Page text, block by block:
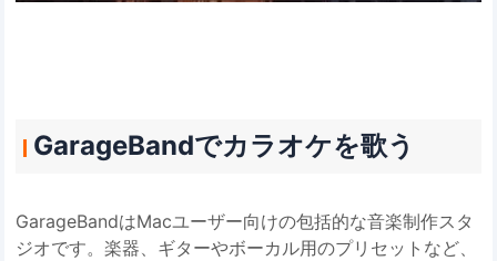
GarageBandでカラオケを歌う
GarageBandはMacユーザー向けの包括的な音楽制作スタ
ジオです。楽器、ギターやボーカル用のプリセットなど、